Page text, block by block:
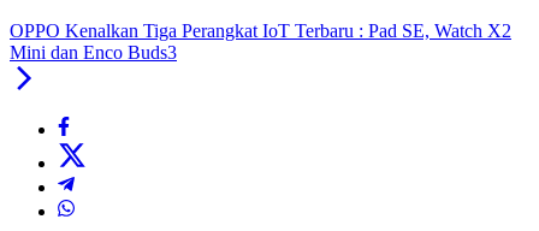
OPPO Kenalkan Tiga Perangkat IoT Terbaru : Pad SE, Watch X2
Mini dan Enco Buds3